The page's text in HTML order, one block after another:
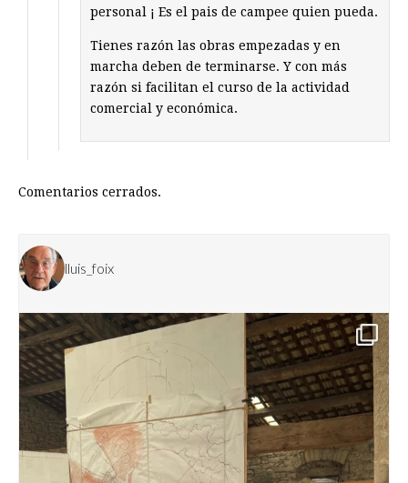
personal ¡ Es el pais de campee quien pueda.
Tienes razón las obras empezadas y en
marcha deben de terminarse. Y con más
razón si facilitan el curso de la actividad
comercial y económica.
Comentarios cerrados.
lluis_foix